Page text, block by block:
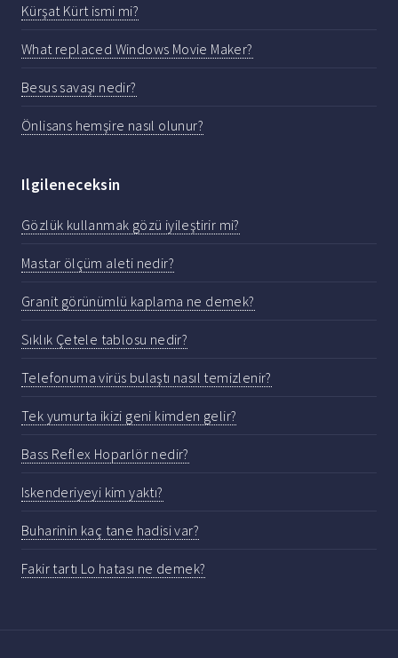
Kürşat Kürt ismi mi?
What replaced Windows Movie Maker?
Besus savaşı nedir?
Önlisans hemşire nasıl olunur?
Ilgileneceksin
Gözlük kullanmak gözü iyileştirir mi?
Mastar ölçüm aleti nedir?
Granit görünümlü kaplama ne demek?
Sıklık Çetele tablosu nedir?
Telefonuma virüs bulaştı nasıl temizlenir?
Tek yumurta ikizi geni kimden gelir?
Bass Reflex Hoparlör nedir?
Iskenderiyeyi kim yaktı?
Buharinin kaç tane hadisi var?
Fakir tartı Lo hatası ne demek?